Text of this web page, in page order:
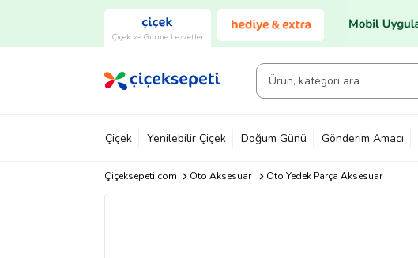
Çiçek ve Gurme Lezzetler
Çiçek Yenilebilir Çiçek Doğum Günü Gönderim Amacı
Çiçeksepeti.com Oto Aksesuar Oto Yedek Parça Aksesuar